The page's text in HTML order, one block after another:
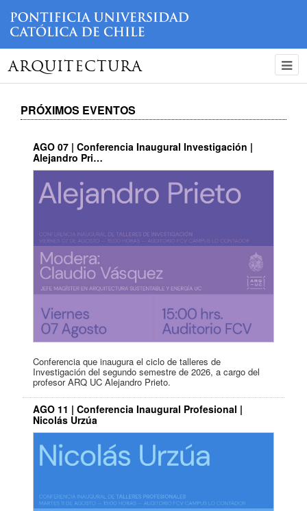
ARQUITECTURA
PRÓXIMOS EVENTOS
AGO 07 | Conferencia Inaugural Investigación |
Alejandro Pri…
Conferencia que inaugura el ciclo de talleres de
Investigación del segundo semestre de 2026, a cargo del
profesor ARQ UC Alejandro Prieto.
AGO 11 | Conferencia Inaugural Profesional |
Nicolás Urzúa